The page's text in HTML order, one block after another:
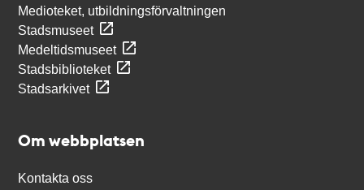
Medioteket, utbildningsförvaltningen
Stadsmuseet
Medeltidsmuseet
Stadsbiblioteket
Stadsarkivet
Om webbplatsen
Kontakta oss